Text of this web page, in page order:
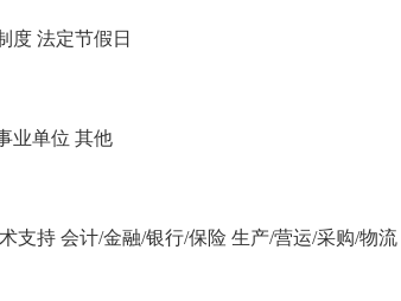
度 法定节假日
业单位 其他
支持 会计/金融/银行/保险 生产/营运/采购/物流